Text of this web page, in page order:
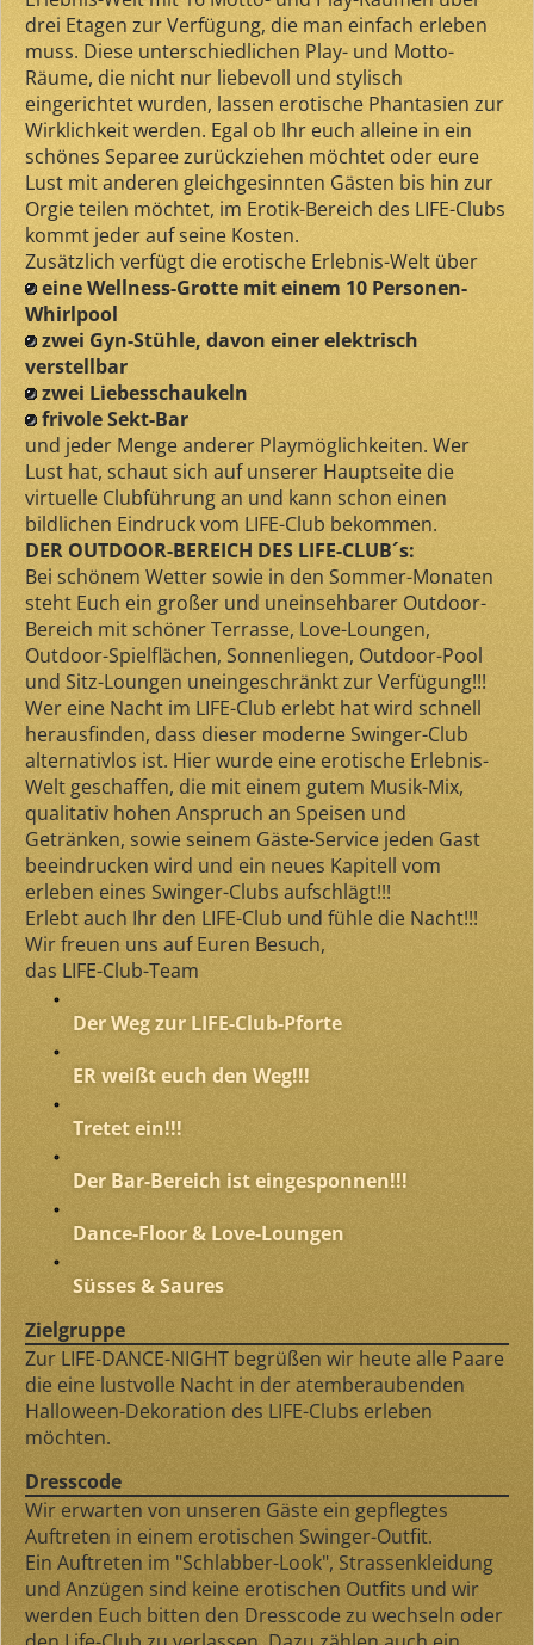
drei Etagen zur Verfügung, die man einfach erleben
muss. Diese unterschiedlichen Play- und Motto-
Räume, die nicht nur liebevoll und stylisch
eingerichtet wurden, lassen erotische Phantasien zur
Wirklichkeit werden. Egal ob Ihr euch alleine in ein
schönes Separee zurückziehen möchtet oder eure
Lust mit anderen gleichgesinnten Gästen bis hin zur
Orgie teilen möchtet, im Erotik-Bereich des LIFE-Clubs
kommt jeder auf seine Kosten.
Zusätzlich verfügt die erotische Erlebnis-Welt über
eine Wellness-Grotte mit einem 10 Personen-
Whirlpool
zwei Gyn-Stühle, davon einer elektrisch
verstellbar
zwei Liebesschaukeln
frivole Sekt-Bar
und jeder Menge anderer Playmöglichkeiten. Wer
Lust hat, schaut sich auf unserer Hauptseite die
virtuelle Clubführung an und kann schon einen
bildlichen Eindruck vom LIFE-Club bekommen.
DER OUTDOOR-BEREICH DES LIFE-CLUB´s:
Bei schönem Wetter sowie in den Sommer-Monaten
steht Euch ein großer und uneinsehbarer Outdoor-
Bereich mit schöner Terrasse, Love-Loungen,
Outdoor-Spielflächen, Sonnenliegen, Outdoor-Pool
und Sitz-Loungen uneingeschränkt zur Verfügung!!!
Wer eine Nacht im LIFE-Club erlebt hat wird schnell
herausfinden, dass dieser moderne Swinger-Club
alternativlos ist. Hier wurde eine erotische Erlebnis-
Welt geschaffen, die mit einem gutem Musik-Mix,
qualitativ hohen Anspruch an Speisen und
Getränken, sowie seinem Gäste-Service jeden Gast
beeindrucken wird und ein neues Kapitell vom
erleben eines Swinger-Clubs aufschlägt!!!
Erlebt auch Ihr den LIFE-Club und fühle die Nacht!!!
Wir freuen uns auf Euren Besuch,
das LIFE-Club-Team
Der Weg zur LIFE-Club-Pforte
ER weißt euch den Weg!!!
Tretet ein!!!
Der Bar-Bereich ist eingesponnen!!!
Dance-Floor & Love-Loungen
Süsses & Saures
Zielgruppe
Zur LIFE-DANCE-NIGHT begrüßen wir heute alle Paare
die eine lustvolle Nacht in der atemberaubenden
Halloween-Dekoration des LIFE-Clubs erleben
möchten.
Dresscode
Wir erwarten von unseren Gäste ein gepflegtes
Auftreten in einem erotischen Swinger-Outfit.
Ein Auftreten im "Schlabber-Look", Strassenkleidung
und Anzügen sind keine erotischen Outfits und wir
werden Euch bitten den Dresscode zu wechseln oder